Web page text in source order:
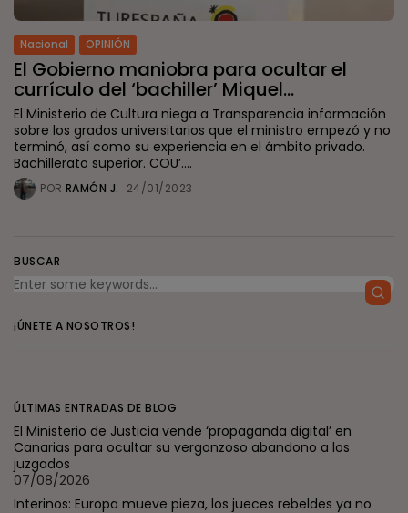
Nacional OPINIÓN
El Gobierno maniobra para ocultar el
currículo del ‘bachiller’ Miquel...
El Ministerio de Cultura niega a Transparencia información
sobre los grados universitarios que el ministro empezó y no
terminó, así como su experiencia en el ámbito privado.
Bachillerato superior. COU’....
POR RAMÓN J. 24/01/2023
BUSCAR
¡ÚNETE A NOSOTROS!
ÚLTIMAS ENTRADAS DE BLOG
El Ministerio de Justicia vende ‘propaganda digital’ en
Canarias para ocultar su vergonzoso abandono a los
juzgados
07/08/2026
Interinos: Europa mueve pieza, los jueces rebeldes ya no